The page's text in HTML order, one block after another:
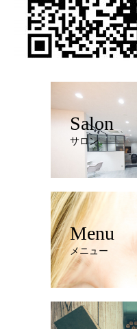
Salon
サロン
Menu
メニュー